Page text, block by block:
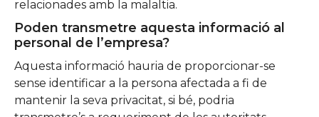
relacionades amb la malaltia.
Poden transmetre aquesta informació al
personal de l’empresa?
Aquesta informació hauria de proporcionar-se
sense identificar a la persona afectada a fi de
mantenir la seva privacitat, si bé, podria